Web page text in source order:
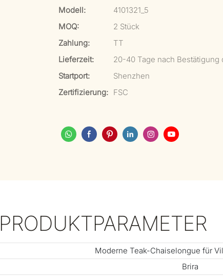
Modell:
4101321_5
MOQ:
2 Stück
Zahlung:
TT
Lieferzeit:
20-40 Tage nach Bestätigung
Startport:
Shenzhen
Zertifizierung: FSC
PRODUKTPARAMETER
Moderne Teak-Chaiselongue für
Brira